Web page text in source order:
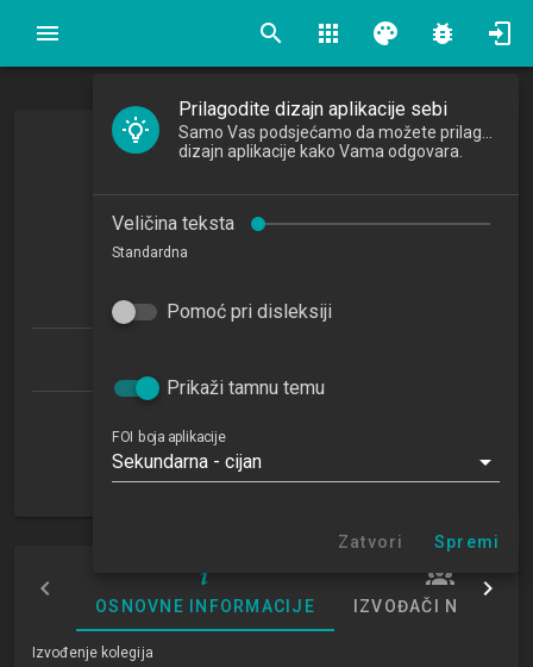
search apps palette bug_report
Praksa
Internship
2023/2024
ZP
OSNOVNE INFORMACIJE IZVOĐAČI NASTAVE
Izvođenje kolegija
Prilagodite dizajn aplikacije sebi
dizajn aplikacije kako Vama odgovara.
Veličina teksta
Standardna
Pomoć pri disleksiji
Prikaži tamnu temu
FOI boja aplikacije
Sekundarna - cijan
Zatvori Spremi